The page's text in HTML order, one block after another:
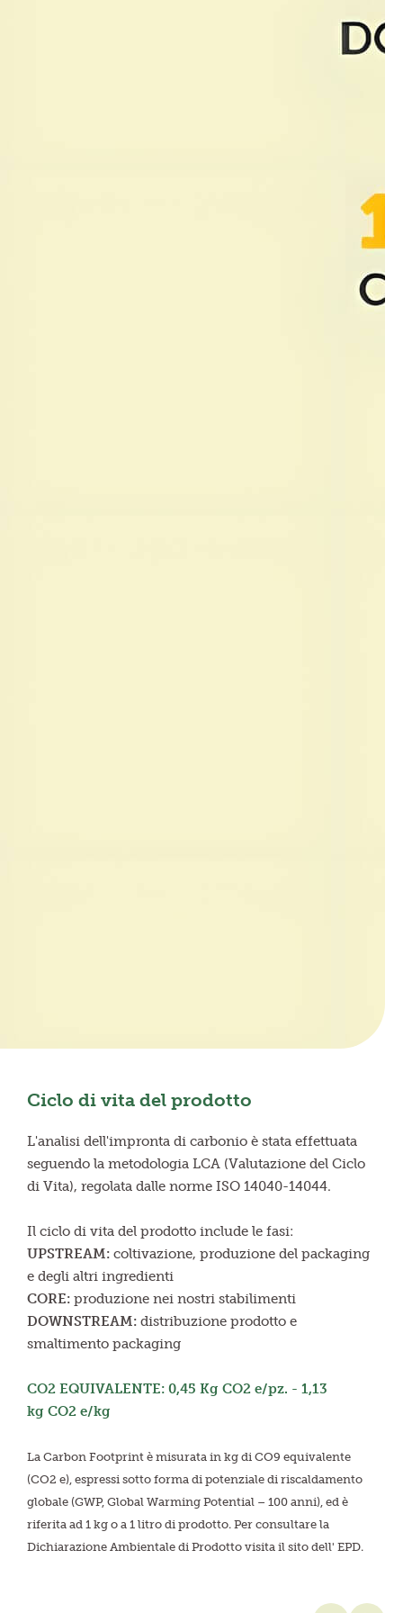
Ciclo di vita del prodotto
L'analisi dell'impronta di carbonio è stata effettuata
seguendo la metodologia LCA (Valutazione del Ciclo
di Vita), regolata dalle norme ISO 14040-14044.
Il ciclo di vita del prodotto include le fasi:
UPSTREAM: coltivazione, produzione del packaging
e degli altri ingredienti
CORE: produzione nei nostri stabilimenti
DOWNSTREAM: distribuzione prodotto e
smaltimento packaging
CO2 EQUIVALENTE: 0,45 Kg CO2 e/pz. - 1,13
kg CO2 e/kg
La Carbon Footprint è misurata in kg di CO9 equivalente
(CO2 e), espressi sotto forma di potenziale di riscaldamento
globale (GWP, Global Warming Potential – 100 anni), ed è
riferita ad 1 kg o a 1 litro di prodotto. Per consultare la
Dichiarazione Ambientale di Prodotto visita il sito dell' EPD.